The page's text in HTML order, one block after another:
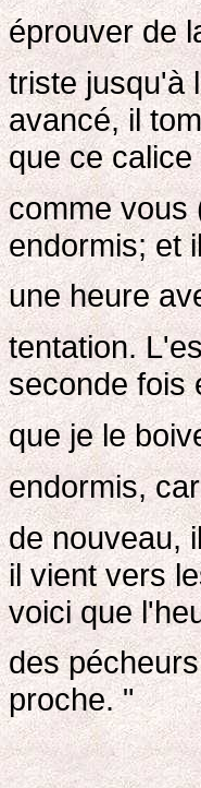
éprouver de
triste jusqu'à
avancé, il
que ce
comme vous
endormis; et
une heure
tentation.
seconde fois
que je le
endormis,
de nouveau,
il vient vers
voici que
des
proche. "